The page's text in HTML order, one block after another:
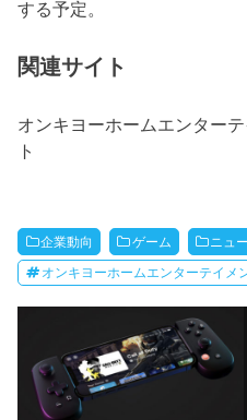
する予定。
関連サイト
オンキヨーホームエンター
ト
企業動向 ゲーム ニュ
オンキヨーホームエンターテイメ